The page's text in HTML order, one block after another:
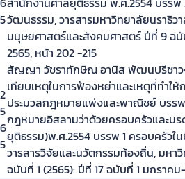
5วัฒนธรรม, วารสารมหาวิทยาลัยนราธิว
มนุษยศาสตร์และสังคมศาสตร์ ปีที่ 9 ฉ
2565, หน้า 202 -215
2
5
6
5
สัญญา วัชราทักษิณ อานิส พัฒนปรีชาว
เทียบเหตุในการฟ้องหย่าและเหตุที่ทำใ
ประมวลกฎหมายแพ่งและพาณิชย์ บรร
กฎหมายอิสลามว่าด้วยครอบครัวและม
ยุติธรรม)พ.ศ.2554 บรรพ 1 ครอบครัว
วารสารวิจัยและนวัตกรรมท้องถิ่น, มหา
ฉบับที่ 1 (2565): ปีที่ 17 ฉบับที่ 1 มกราค